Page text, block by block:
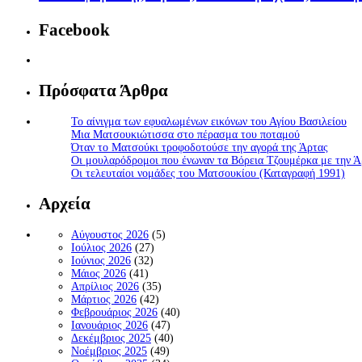
Facebook
Πρόσφατα Άρθρα
Το αίνιγμα των εφυαλωμένων εικόνων του Αγίου Βασιλείου
Μια Ματσουκιώτισσα στο πέρασμα του ποταμού
Όταν το Ματσούκι τροφοδοτούσε την αγορά της Άρτας
Οι μουλαρόδρομοι που ένωναν τα Βόρεια Τζουμέρκα με την
Οι τελευταίοι νομάδες του Ματσουκίου (Καταγραφή 1991)
Αρχεία
Αύγουστος 2026 (5)
Ιούλιος 2026 (27)
Ιούνιος 2026 (32)
Μάιος 2026 (41)
Απρίλιος 2026 (35)
Μάρτιος 2026 (42)
Φεβρουάριος 2026 (40)
Ιανουάριος 2026 (47)
Δεκέμβριος 2025 (40)
Νοέμβριος 2025 (49)